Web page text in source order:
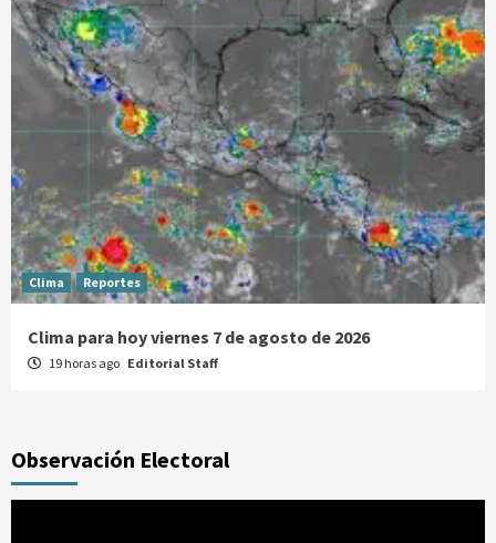
Clima Reportes
Clima para hoy viernes 7 de agosto de 2026
19 horas ago Editorial Staff
Observación Electoral